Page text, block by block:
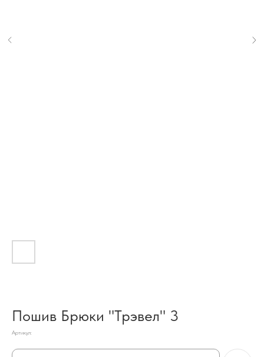
Пошив Брюки "Трэвел" 3
Артикул: